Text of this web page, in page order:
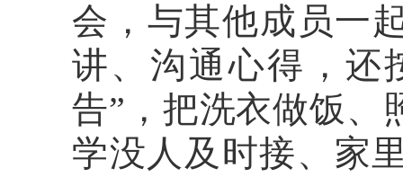
会，与其他成员一
讲、沟通心得，还
告”，把洗衣做饭、
学没人及时接、家